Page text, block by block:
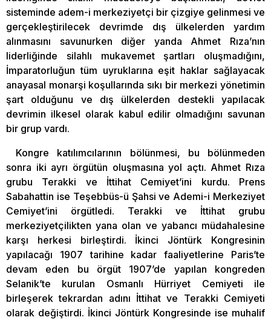
sisteminde adem-i merkeziyetçi bir çizgiye gelinmesi ve
gerçekleştirilecek devrimde dış ülkelerden yardım
alınmasını savunurken diğer yanda Ahmet Rıza’nın
liderliğinde silahlı mukavemet şartları oluşmadığını,
İmparatorluğun tüm uyruklarına eşit haklar sağlayacak
anayasal monarşi koşullarında sıkı bir merkezi yönetimin
şart olduğunu ve dış ülkelerden destekli yapılacak
devrimin ilkesel olarak kabul edilir olmadığını savunan
bir grup vardı.
Kongre katılımcılarının bölünmesi, bu bölünmeden
sonra iki ayrı örgütün oluşmasına yol açtı. Ahmet Rıza
grubu Terakki ve İttihat Cemiyet’ini kurdu. Prens
Sabahattin ise Teşebbüs-ü Şahsi ve Ademi-i Merkeziyet
Cemiyet’ini örgütledi. Terakki ve İttihat grubu
merkeziyetçilikten yana olan ve yabancı müdahalesine
karşı herkesi birleştirdi. İkinci Jöntürk Kongresinin
yapılacağı 1907 tarihine kadar faaliyetlerine Paris’te
devam eden bu örgüt 1907’de yapılan kongreden
Selanik’te kurulan Osmanlı Hürriyet Cemiyeti ile
birleşerek tekrardan adını İttihat ve Terakki Cemiyeti
olarak değiştirdi. İkinci Jöntürk Kongresinde ise muhalif